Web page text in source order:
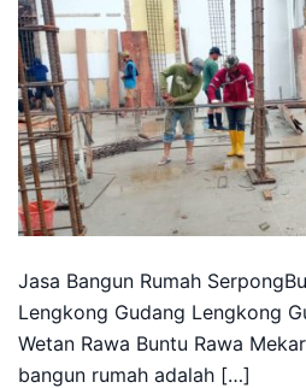
Jasa Bangun Rumah
Lengkong Gudang Lengkong
Wetan Rawa Buntu Rawa
bangun rumah adalah […]